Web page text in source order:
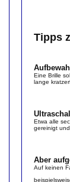
Tipps
Eine Brille
lange
Etwa alle
gereinigt
Aber
Auf keinen